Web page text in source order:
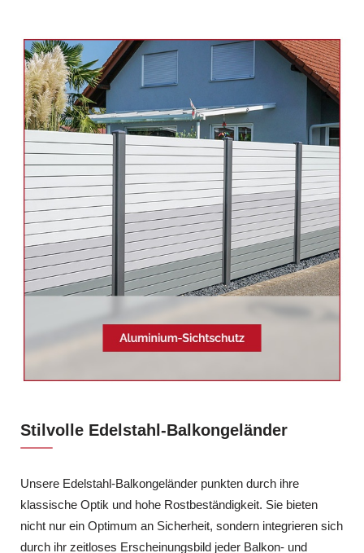
Stilvolle Edelstahl-Balkongeländer
Unsere Edelstahl-Balkongeländer punkten durch ihre
klassische Optik und hohe Rostbeständigkeit. Sie bieten
nicht nur ein Optimum an Sicherheit, sondern integrieren sich
durch ihr zeitloses Erscheinungsbild jeder Balkon- und